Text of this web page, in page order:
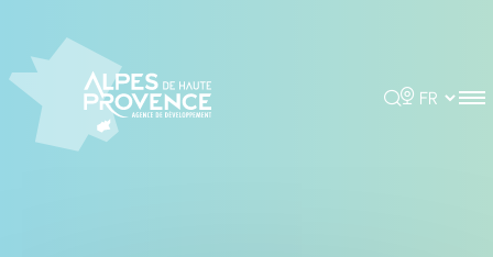
Rechercher
Choisir la